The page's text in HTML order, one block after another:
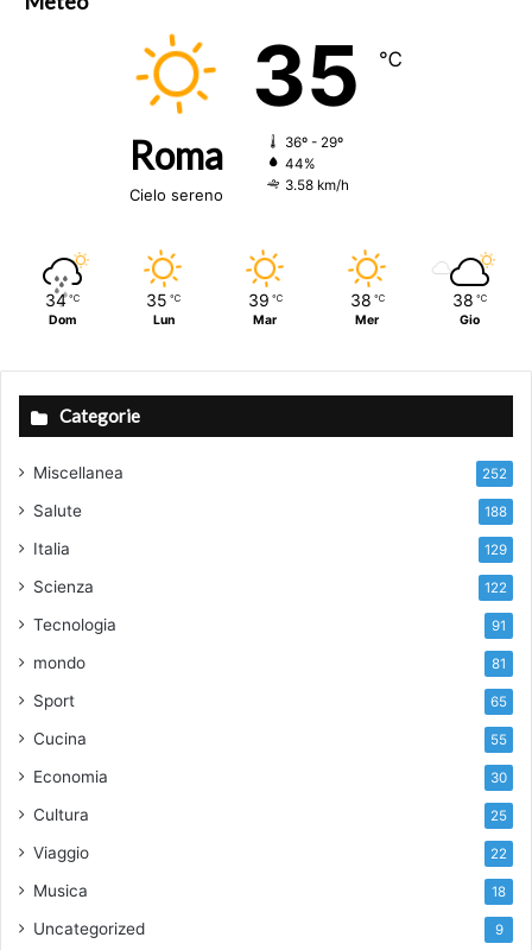
Fonte
Roma
Cielo sereno
35 ℃
36º - 29º
44%
3.58 km/h
34 ℃
Dom
35 ℃
Lun
39 ℃
Mar
38 ℃
Mer
38 ℃
Gio
Categorie
Miscellanea 252
Salute 188
Italia 129
Scienza 122
Tecnologia 91
mondo 81
Sport 65
Cucina 55
Economia 30
Cultura 25
Viaggio 22
Musica 18
Uncategorized 9